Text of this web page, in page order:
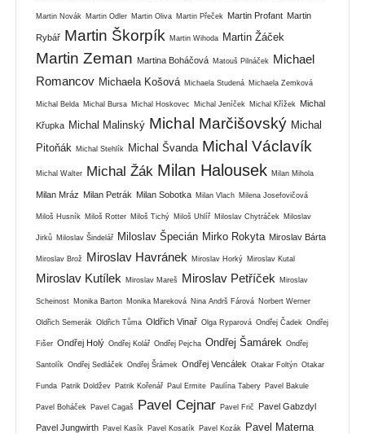
Martin Novák Martin Odler Martin Oliva Martin Přeček Martin Profant Martin
Rybář Martin Škorpík Martin Wihoda Martin Žáček
Martin Zeman Martina Boháčová Matouš Pilnáček
Michael
Romancov Michaela Košová Michaela Studená Michaela Zemková
Michal Belda Michal Bursa Michal Hoskovec Michal Jeníček Michal Křížek Michal
Křupka Michal Malinský Michal Marčišovský Michal
Pitoňák
Michal Stehlík Michal Švanda Michal Václavík
Michal Walter Michal Žák Milan Halousek Milan Mihola
Milan Mráz Milan Petrák Milan Sobotka Milan Vlach Milena Josefovičová
Miloš Husník Miloš Rotter Miloš Tichý Miloš Uhlíř Miloslav Chytráček Miloslav
Jirků Miloslav Šindelář Miloslav Špecián Mirko Rokyta Miroslav Bárta
Miroslav Brož Miroslav Havránek Miroslav Horký Miroslav Kutal
Miroslav Kutílek Miroslav Mareš Miroslav Petříček Miroslav
Scheinost Monika Barton Monika Mareková Nina Andrš Fárová Norbert Werner
Oldřich Semerák Oldřich Tůma Oldřich Vinař Olga Ryparová Ondřej Čadek Ondřej
Fišer Ondřej Holý Ondřej Kolář Ondřej Pejcha Ondřej Šamárek Ondřej
Santolík Ondřej Sedláček Ondřej Šrámek Ondřej Vencálek Otakar Foltýn Otakar
Funda Patrik Doldžev Patrik Kořenář Paul Ermite Paulína Tabery Pavel Bakule
Pavel Boháček Pavel Cagaš Pavel Cejnar Pavel Frič Pavel Gabzdyl
Pavel Jungwirth Pavel Kasík Pavel Kosatík Pavel Kozák Pavel Materna